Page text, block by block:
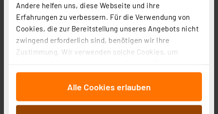
Andere helfen uns, diese Webseite und ihre
Erfahrungen zu verbessern. Für die Verwendung von
Cookies, die zur Bereitstellung unseres Angebots nicht
zwingend erforderlich sind, benötigen wir Ihre
Zustimmung. Wir verwenden solche Cookies, um
für soziale Medien anbieten zu können und die Zugriffe
auf unsere Website zu analysieren. Außerdem geben
wir Informationen zu Ihrer Verwendung unserer Website
an unsere Partner für soziale Medien, Werbung und
Alle Cookies erlauben